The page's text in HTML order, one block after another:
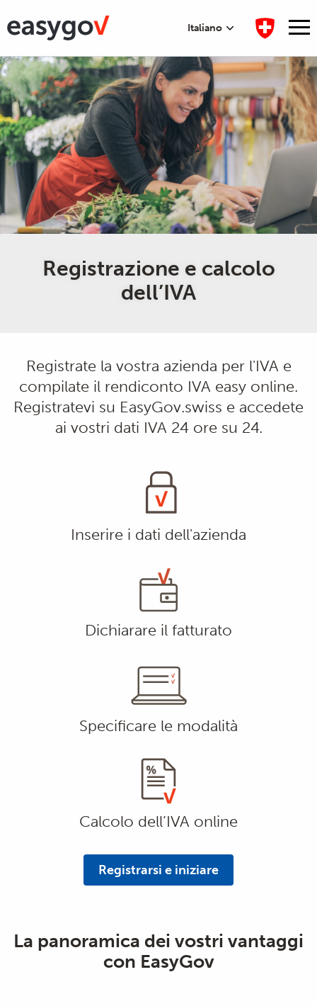
Italiano
Registrazione e calcolo
dell’IVA
Registrate la vostra azienda per l'IVA e
compilate il rendiconto IVA easy online.
Registratevi su EasyGov.swiss e accedete
ai vostri dati IVA 24 ore su 24.
Inserire i dati dell'azienda
Dichiarare il fatturato
Specificare le modalità
Calcolo dell’IVA online
Registrarsi e iniziare
La panoramica dei vostri vantaggi
con EasyGov